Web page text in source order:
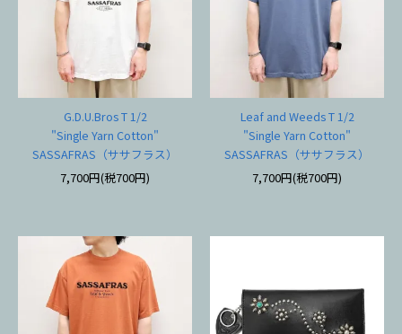
G.D.U.Bros T 1/2
"Single Yarn Cotton"
SASSAFRAS（ササフラス）
7,700円(税700円)
Leaf and Weeds T 1/2
"Single Yarn Cotton"
SASSAFRAS（ササフラス）
7,700円(税700円)